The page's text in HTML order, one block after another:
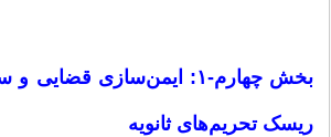
بخش چهارم-۱: ایمن‌سازی
ریسک تحریم‌های ثانویه